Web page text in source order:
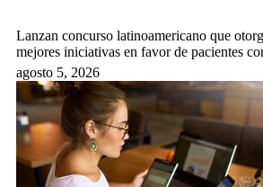
Lanzan concurso latinoamericano que
mejores iniciativas en favor de pacientes
agosto 5, 2026